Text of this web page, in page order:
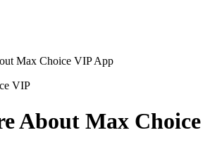
Max Choice VIP App
VIP
About Max Choice